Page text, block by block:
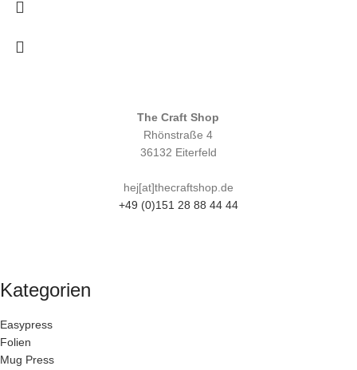
The Craft Shop
Rhönstraße 4
36132 Eiterfeld
hej[at]thecraftshop.de
+49 (0)151 28 88 44 44
Kategorien
Easypress
Folien
Mug Press